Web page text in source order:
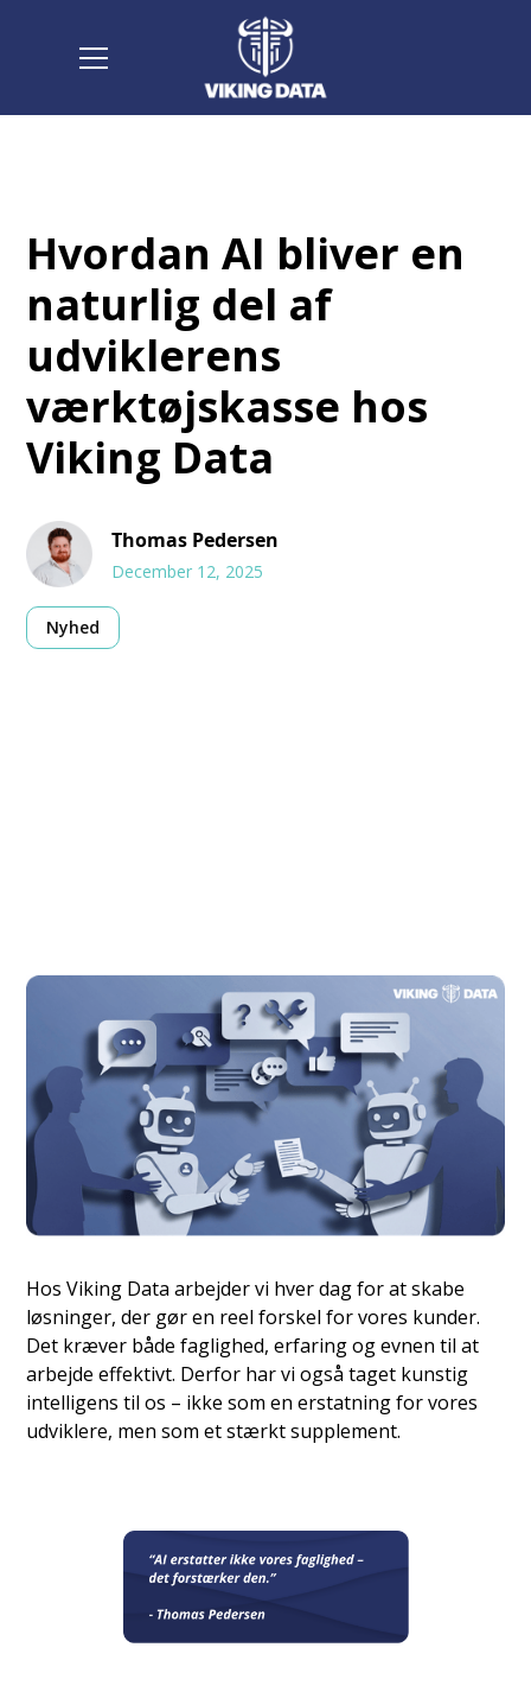
Hvordan AI bliver en
naturlig del af
udviklerens
værktøjskasse hos
Viking Data
Thomas Pedersen
December 12, 2025
Nyhed
Hos Viking Data arbejder vi hver dag for at skabe
løsninger, der gør en reel forskel for vores kunder.
Det kræver både faglighed, erfaring og evnen til at
arbejde effektivt. Derfor har vi også taget kunstig
intelligens til os – ikke som en erstatning for vores
udviklere, men som et stærkt supplement.